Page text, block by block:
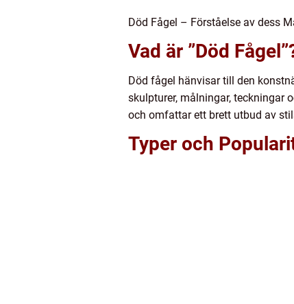
Död Fågel – Förståelse av dess
Vad är ”Död
Död fågel hänvisar till den
skulpturer, målningar, teckningar
och omfattar ett brett utbud av
Typer och